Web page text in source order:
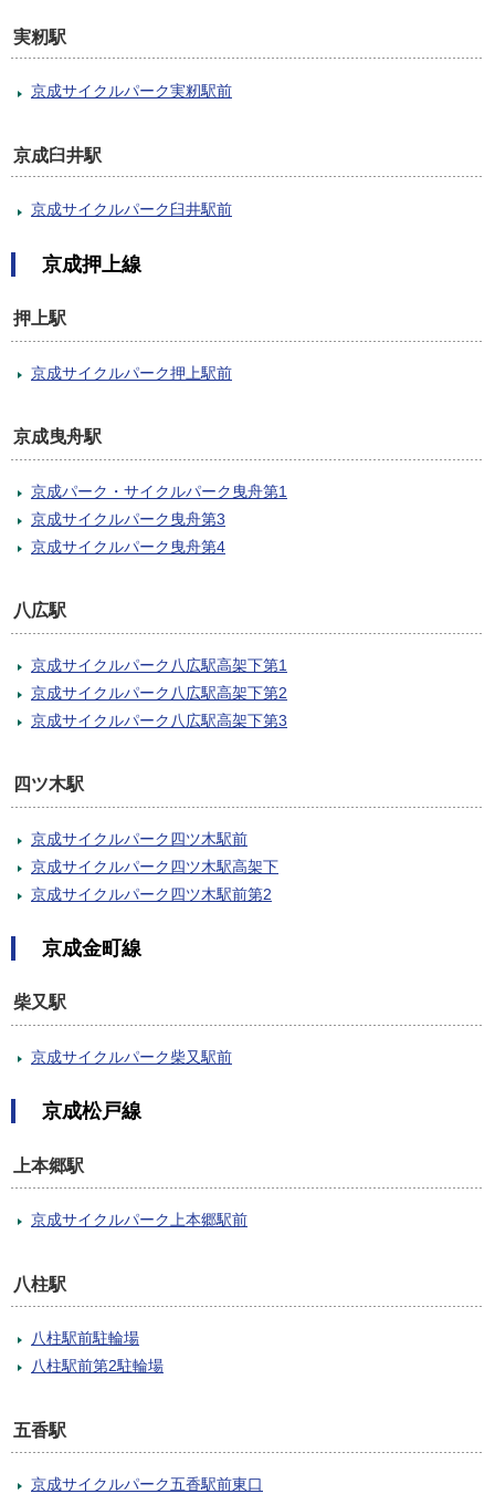
実籾駅
京成サイクルパーク実籾駅前
京成臼井駅
京成サイクルパーク臼井駅前
京成押上線
押上駅
京成サイクルパーク押上駅前
京成曳舟駅
京成パーク・サイクルパーク曳舟第1
京成サイクルパーク曳舟第3
京成サイクルパーク曳舟第4
八広駅
京成サイクルパーク八広駅高架下第1
京成サイクルパーク八広駅高架下第2
京成サイクルパーク八広駅高架下第3
四ツ木駅
京成サイクルパーク四ツ木駅前
京成サイクルパーク四ツ木駅高架下
京成サイクルパーク四ツ木駅前第2
京成金町線
柴又駅
京成サイクルパーク柴又駅前
京成松戸線
上本郷駅
京成サイクルパーク上本郷駅前
八柱駅
八柱駅前駐輪場
八柱駅前第2駐輪場
五香駅
京成サイクルパーク五香駅前東口